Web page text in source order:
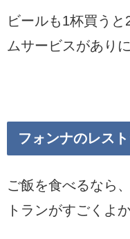
ビールも1杯買う
ムサービスがあり
フォンナのレス
ご飯を食べるなら
トランがすごくよ